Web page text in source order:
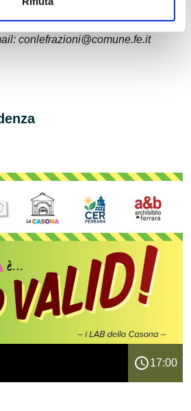
delle frazioni sono in continuo
hai informazioni aggiuntive scrivi
conlefrazioni@comune.fe.it
17:00